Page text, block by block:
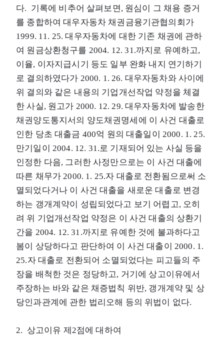
다. 기록에 비추어 살펴보면, 원심이 그 채용 증거
를 종합하여 대우자동차 채권금융기관협의회가
1999. 11. 25. 대우자동차에 대한 기존 채권에 관하
여 원금상환청구를 2004. 12. 31.까지로 유예하고,
이율, 이자지급시기 등도 일부 완화 내지 연기하기
로 결의하였다가 2000. 1. 26. 대우자동차와 사이에
위 결의와 같은 내용의 기업개선작업 약정을 체결
한 사실, 원고가 2000. 12. 29. 대우자동차에 발송한
채권양도통지서의 양도채권명세에 이 사건 대출로
인한 당초 대출금 400억 원의 대출일이 2000. 1. 25.
만기일이 2004. 12. 31.로 기재되어 있는 사실 등을
인정한 다음, 그러한 사정만으로는 이 사건 대출에
따른 채무가 2000. 1. 25.자 대출로 전환됨으로써 소
멸되었다거나 이 사건 대출을 새로운 대출로 변경
하는 갱개계약이 성립되었다고 보기 어렵고, 오히
려 위 기업개선작업 약정은 이 사건 대출의 상환기
간을 2004. 12. 31.까지로 유예한 것에 불과하다고
봄이 상당하다고 판단하여 이 사건 대출이 2000. 1.
25.자 대출로 전환되어 소멸되었다는 피고들의 주
장을 배척한 것은 정당하고, 거기에 상고이유에서
주장하는 바와 같은 채증법칙 위반, 갱개계약 및 상
당인과관계에 관한 법리오해 등의 위법이 없다.
2. 상고이유 제2점에 대하여